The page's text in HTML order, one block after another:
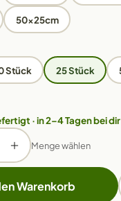
50x25cm
Stück 25 Stück
· in 2–4 Tagen bei dir
Menge wählen
Warenkorb